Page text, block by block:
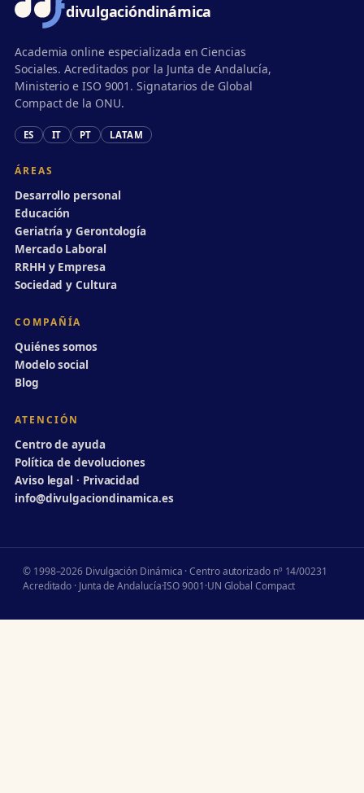
divulgacióndinámica
Academia online especializada en Ciencias
Sociales. Acreditados por la Junta de Andalucía,
Ministerio e ISO 9001. Signatarios de Global
Compact de la ONU.
ES IT PT LATAM
ÁREAS
Desarrollo personal
Educación
Geriatría y Gerontología
Mercado Laboral
RRHH y Empresa
Sociedad y Cultura
COMPAÑÍA
Quiénes somos
Modelo social
Blog
ATENCIÓN
Centro de ayuda
Política de devoluciones
Aviso legal · Privacidad
info@divulgaciondinamica.es
© 1998–2026 Divulgación Dinámica · Centro autorizado nº 14/00231
Acreditado · Junta de Andalucía·ISO 9001·UN Global Compact